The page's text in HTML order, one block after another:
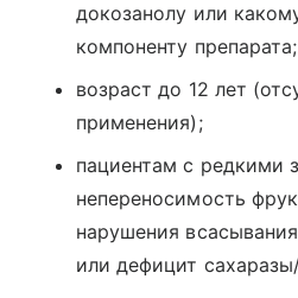
докозанолу или
компоненту препарата;
возраст до 12 лет
применения);
пациентам с редкими
непереносимость
нарушения всасывания
или дефицит